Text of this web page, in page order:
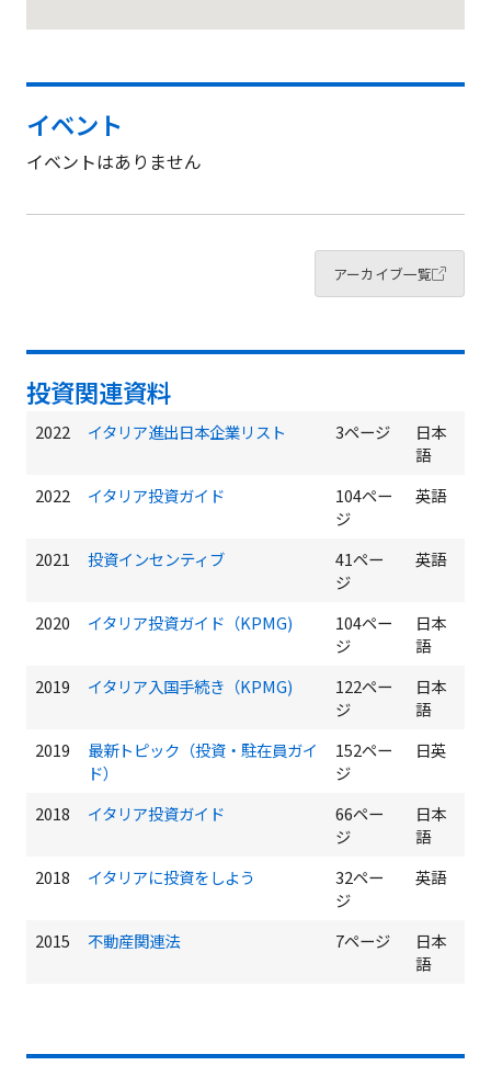
イベント
イベントはありません
アーカイブ一覧
投資関連資料
2022 イタリア進出日本企業リスト 3ページ
日本
語
2022
イタリア投資ガイド
104ペー
ジ
英語
2021 投資インセンティブ
41ペー
ジ
英語
2020 イタリア投資ガイド（KPMG)
104ペー
ジ
日本
語
2019
イタリア入国手続き（KPMG)
122ペー
ジ
日本
語
2019
最新トピック（投資・駐在員ガイ
ド）
152ペー
ジ
日英
2018 イタリア投資ガイド
66ペー
ジ
日本
語
2018
イタリアに投資をしよう
32ペー
ジ
英語
2015 不動産関連法 7ページ
日本
語